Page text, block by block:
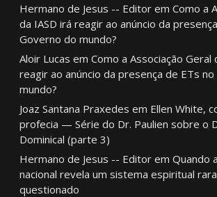
Hermano de Jesus -- Editorem Como a
da IASD irá reagir ao anúncio da
Governo do mundo?
Aloir Lucas em Como a Associação Geral
reagir ao anúncio da presença de ETs
mundo?
Joaz Santana Praxedes em Ellen White,
profecia — Série do Dr. Paulien sobre o
Dominical (parte 3)
Hermano de Jesus -- Editorem Quando
nacional revela um sistema espiritual
questionado